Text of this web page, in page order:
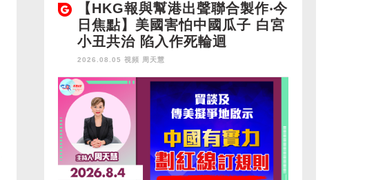
【HKG報與幫港出聲聯合製作‧今
日焦點】美國害怕中國瓜子 白宮
小丑共治 陷入作死輪迴
2026.08.05 視頻 周天慧